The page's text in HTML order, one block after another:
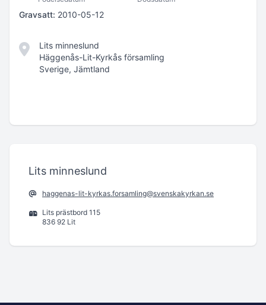
Gravsatt: 2010-05-12
Lits minneslund
Häggenås-Lit-Kyrkås församling
Sverige, Jämtland
Lits minneslund
haggenas-lit-kyrkas.forsamling@svenskakyrkan.se
Lits prästbord 115
836 92 Lit